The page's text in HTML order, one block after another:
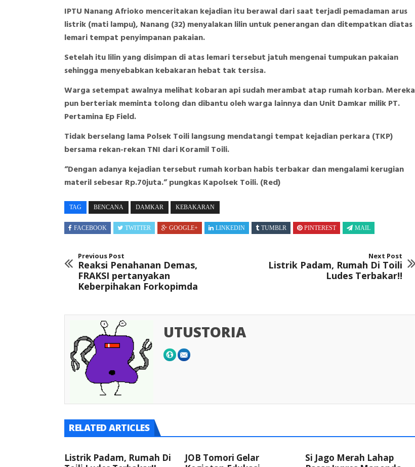
IPTU Nanang Afrioko menceritakan kejadian itu berawal dari saat terjadi pemadaman arus
listrik (mati lampu), Nanang (32) menyalakan lilin untuk penerangan dan ditempatkan diatas
lemari tempat penyimpanan pakaian.
Setelah itu lilin yang disimpan di atas lemari tersebut jatuh mengenai tumpukan pakaian
sehingga menyebabkan kebakaran hebat tak tersisa.
Warga setempat awalnya melihat kobaran api sudah merambat atap rumah korban. Mereka
pun berteriak meminta tolong dan dibantu oleh warga lainnya dan Unit Damkar milik PT.
Pertamina Ep Field.
Tidak berselang lama Polsek Toili langsung mendatangi tempat kejadian perkara (TKP)
bersama rekan-rekan TNI dari Koramil Toili.
“Dengan adanya kejadian tersebut rumah korban habis terbakar dan mengalami kerugian
materil sebesar Rp.70juta.” pungkas Kapolsek Toili. (Red)
TAG BENCANA DAMKAR KEBAKARAN
FACEBOOK TWITTER GOOGLE+ LINKEDIN TUMBLR PINTEREST MAIL
Previous Post
Reaksi Penahanan Demas,
FRAKSI pertanyakan
Keberpihakan Forkopimda
Next Post
Listrik Padam, Rumah Di Toili
Ludes Terbakar!!
UTUSTORIA
RELATED ARTICLES
Listrik Padam, Rumah Di
JOB Tomori Gelar
Si Jago Merah Lahap